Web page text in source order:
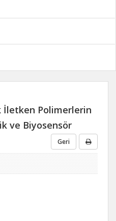
İletken Polimerlerin
ve Biyosensör
Geri